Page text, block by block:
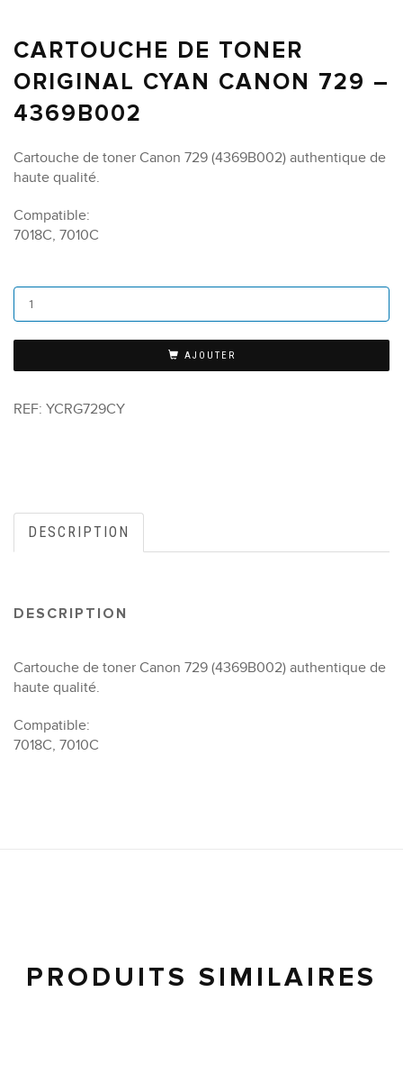
CARTOUCHE DE TONER
ORIGINAL CYAN CANON 729 –
4369B002
Cartouche de toner Canon 729 (4369B002) authentique de
haute qualité.
Compatible:
7018C, 7010C
AJOUTER
REF: YCRG729CY
DESCRIPTION
DESCRIPTION
Cartouche de toner Canon 729 (4369B002) authentique de
haute qualité.
Compatible:
7018C, 7010C
PRODUITS SIMILAIRES